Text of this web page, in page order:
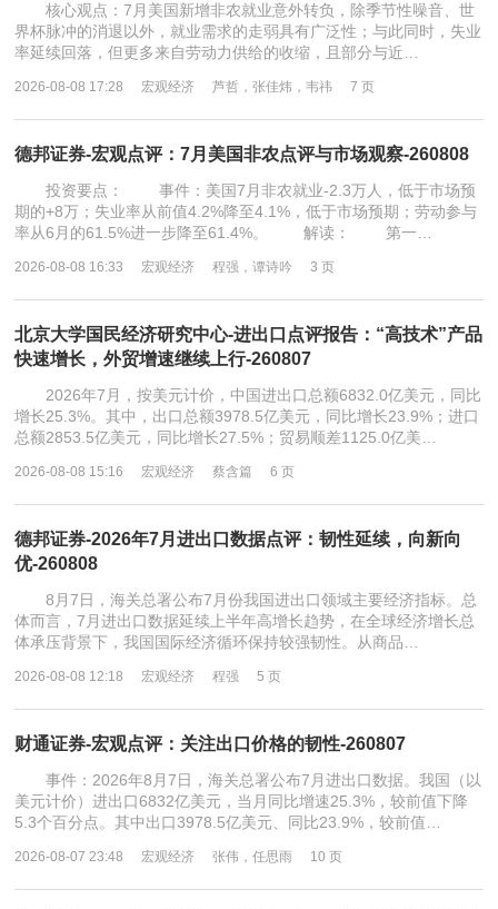
核心观点：7月美国新增非农就业意外转负，除季节性噪音、世
界杯脉冲的消退以外，就业需求的走弱具有广泛性；与此同时，失业
率延续回落，但更多来自劳动力供给的收缩，且部分与近…
2026-08-08 17:28 宏观经济 芦哲，张佳炜，韦祎 7 页
德邦证券-宏观点评：7月美国非农点评与市场观察-260808
投资要点： 事件：美国7月非农就业-2.3万人，低于市场预
期的+8万；失业率从前值4.2%降至4.1%，低于市场预期；劳动参与
率从6月的61.5%进一步降至61.4%。 解读： 第一…
2026-08-08 16:33 宏观经济 程强，谭诗吟 3 页
北京大学国民经济研究中心-进出口点评报告：“高技术”产品
快速增长，外贸增速继续上行-260807
2026年7月，按美元计价，中国进出口总额6832.0亿美元，同比
增长25.3%。其中，出口总额3978.5亿美元，同比增长23.9%；进口
总额2853.5亿美元，同比增长27.5%；贸易顺差1125.0亿美…
2026-08-08 15:16 宏观经济 蔡含篇 6 页
德邦证券-2026年7月进出口数据点评：韧性延续，向新向
优-260808
8月7日，海关总署公布7月份我国进出口领域主要经济指标。总
体而言，7月进出口数据延续上半年高增长趋势，在全球经济增长总
体承压背景下，我国国际经济循环保持较强韧性。从商品…
2026-08-08 12:18 宏观经济 程强 5 页
财通证券-宏观点评：关注出口价格的韧性-260807
事件：2026年8月7日，海关总署公布7月进出口数据。我国（以
美元计价）进出口6832亿美元，当月同比增速25.3%，较前值下降
5.3个百分点。其中出口3978.5亿美元、同比23.9%，较前值…
2026-08-07 23:48 宏观经济 张伟，任思雨 10 页